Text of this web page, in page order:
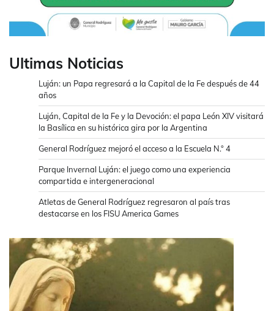
Ultimas Noticias
Luján: un Papa regresará a la Capital de la Fe después de 44
años
Luján, Capital de la Fe y la Devoción: el papa León XIV visitará
la Basílica en su histórica gira por la Argentina
General Rodríguez mejoró el acceso a la Escuela N.° 4
Parque Invernal Luján: el juego como una experiencia
compartida e intergeneracional
Atletas de General Rodríguez regresaron al país tras
destacarse en los FISU America Games